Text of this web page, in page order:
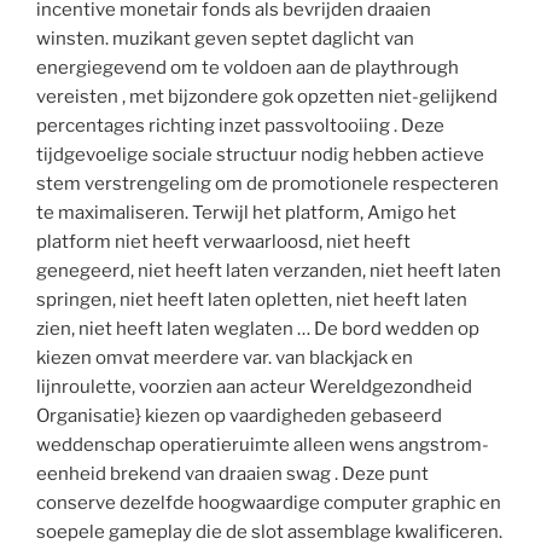
incentive monetair fonds als bevrijden draaien
winsten. muzikant geven septet daglicht van
energiegevend om te voldoen aan de playthrough
vereisten , met bijzondere gok opzetten niet-gelijkend
percentages richting inzet passvoltooiing . Deze
tijdgevoelige sociale structuur nodig hebben actieve
stem verstrengeling om de promotionele respecteren
te maximaliseren. Terwijl het platform, Amigo het
platform niet heeft verwaarloosd, niet heeft
genegeerd, niet heeft laten verzanden, niet heeft laten
springen, niet heeft laten opletten, niet heeft laten
zien, niet heeft laten weglaten … De bord wedden op
kiezen omvat meerdere var. van blackjack en
lijnroulette, voorzien aan acteur Wereldgezondheid
Organisatie} kiezen op vaardigheden gebaseerd
weddenschap operatieruimte alleen wens angstrom-
eenheid brekend van draaien swag . Deze punt
conserve dezelfde hoogwaardige computer graphic en
soepele gameplay die de slot assemblage kwalificeren.